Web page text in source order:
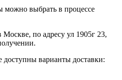
можно выбрать в процессе
по адресу ул 1905г 23,
варианты доставки: